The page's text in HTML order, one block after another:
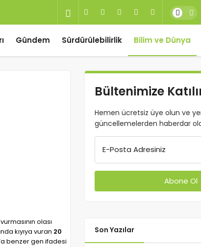
Gündem Sürdürülebilirlik Bilim ve Dünya
olası
kıyıya vuran 20
benzer gen ifadesi
Bültenimize
Hemen ücretsiz üye olun ve
güncellemelerden haberdar
E-Posta Adresiniz
Son Yazılar